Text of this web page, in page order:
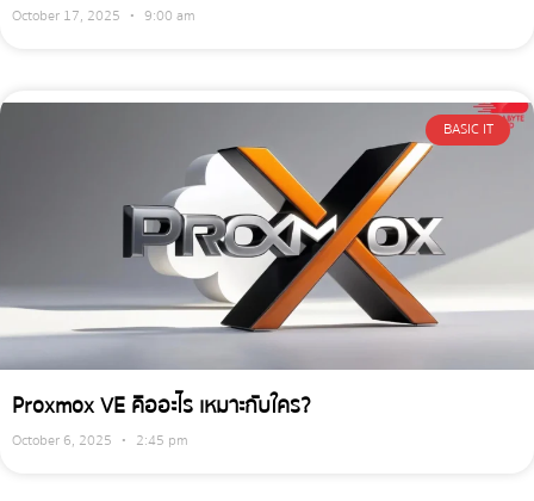
October 17, 2025 9:00 am
BASIC IT
Proxmox VE คืออะไร เหมาะกับใคร?
October 6, 2025 2:45 pm